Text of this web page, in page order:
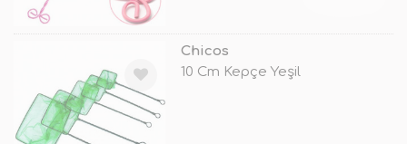
Chicos
10 Cm Kepçe Yeşil